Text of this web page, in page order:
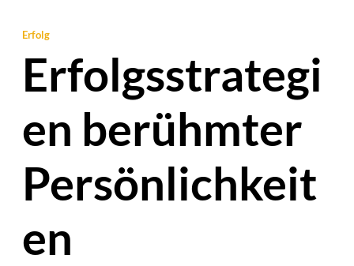
Erfolg
Erfolgsstrategi
en berühmter
Persönlichkeit
en